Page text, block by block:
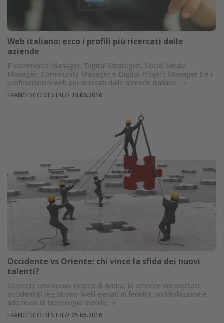
Web italiano: ecco i profili più ricercati dalle
aziende
E-commerce Manager, Digital Strategist, Social Media
Manager, Community Manager e Digital Project Manager tra i
professionisti web più ricercati dalle aziende italiane.
»
FRANCESCO DESTRI // 23.06.2016
Occidente vs Oriente: chi vince la sfida dei nuovi
talenti?
Secondo una nuova ricerca di Aruba, le aziende dei mercati
occidentali registrano livelli elevati di fedeltà, soddisfazione e
adozione di tecnologie mobile. »
FRANCESCO DESTRI // 25.05.2016